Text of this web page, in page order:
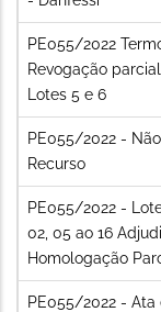
PE055/2022
Revogação
Lotes 5 e 6
PE055/2022 -
Recurso
PE055/2022 -
02, 05 ao 16
Homologação
PE055/2022 - Ata